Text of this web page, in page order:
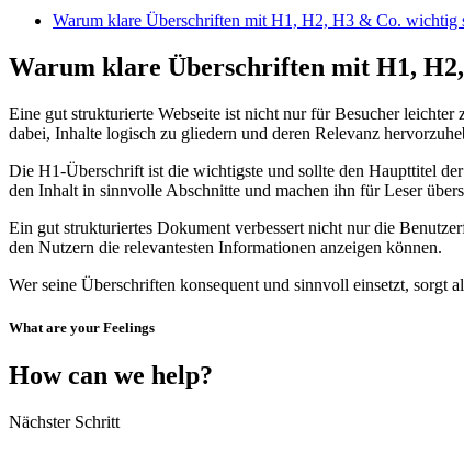
Warum klare Überschriften mit H1, H2, H3 & Co. wichtig
Warum klare Überschriften mit H1,
Eine gut strukturierte Webseite ist nicht nur für Besucher
dabei, Inhalte logisch zu gliedern und deren Relevanz
Die H1-Überschrift ist die wichtigste und sollte den Haupttitel
den Inhalt in sinnvolle Abschnitte und machen ihn für Leser
Ein gut strukturiertes Dokument verbessert nicht nur die
den Nutzern die relevantesten Informationen anzeigen können.
Wer seine Überschriften konsequent und sinnvoll einsetzt, sorgt
What are your Feelings
How can we help?
Nächster Schritt